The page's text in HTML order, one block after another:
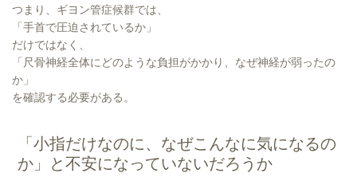
つまり、ギヨン管症候群では、
「手首で圧迫されているか」
だけではなく、
「尺骨神経全体にどのような負担がかかり、なぜ神経が弱ったの
か」
を確認する必要がある。
「小指だけなのに、なぜこんなに気になるの
か」と不安になっていないだろうか